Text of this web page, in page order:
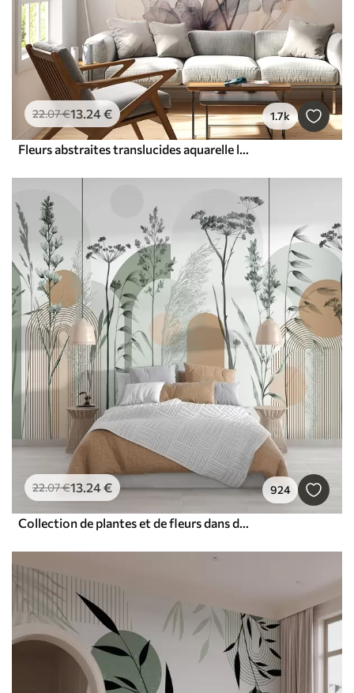
22.07€13.24€ 1.7k
Fleurs abstraites translucides aquarelle liquide
22.07€13.24€ 924
Collection de plantes et de fleurs dans des tons neutres sur un fond d'arche abstrait dans des teintes vertes et orangées